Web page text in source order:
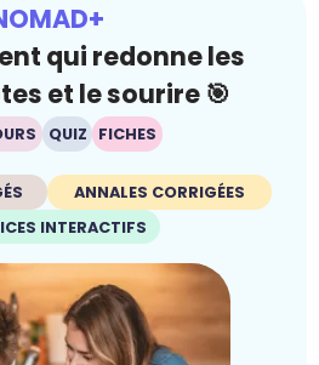
qui redonne les
et le sourire 🎯
QUIZ FICHES
ANNALES CORRIGÉES
INTERACTIFS